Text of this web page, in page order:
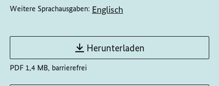
Weitere Sprachausgaben: Englisch
Herunterladen
PDF 1,4 MB, barrierefrei